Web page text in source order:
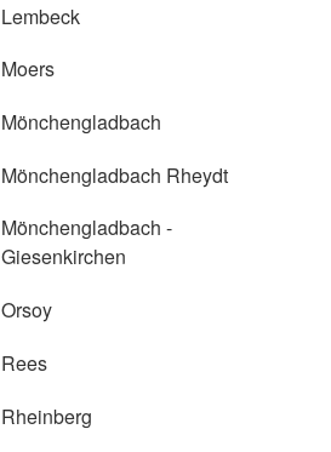
Lembeck
Moers
Mönchengladbach
Mönchengladbach Rheydt
Mönchengladbach -
Giesenkirchen
Orsoy
Rees
Rheinberg